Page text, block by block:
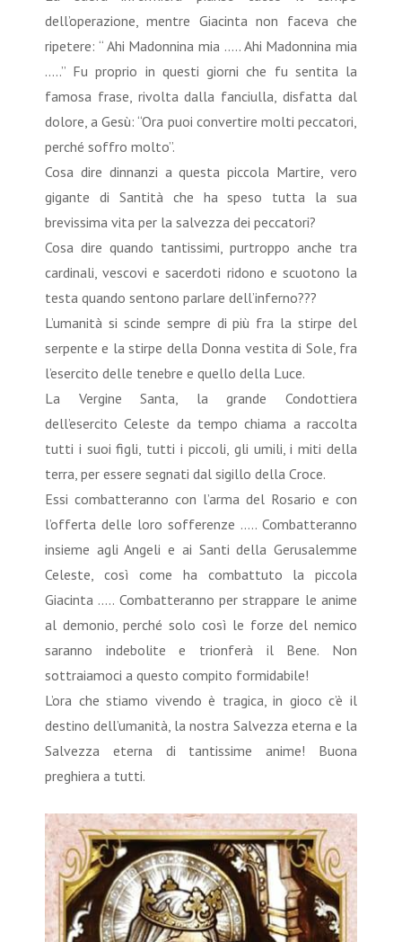
dell’operazione, mentre Giacinta non faceva che
ripetere: “ Ahi Madonnina mia ….. Ahi Madonnina mia
…..” Fu proprio in questi giorni che fu sentita la
famosa frase, rivolta dalla fanciulla, disfatta dal
dolore, a Gesù: “Ora puoi convertire molti peccatori,
perché soffro molto”.
Cosa dire dinnanzi a questa piccola Martire, vero
gigante di Santità che ha speso tutta la sua
brevissima vita per la salvezza dei peccatori?
Cosa dire quando tantissimi, purtroppo anche tra
cardinali, vescovi e sacerdoti ridono e scuotono la
testa quando sentono parlare dell’inferno???
L’umanità si scinde sempre di più fra la stirpe del
serpente e la stirpe della Donna vestita di Sole, fra
l’esercito delle tenebre e quello della Luce.
La Vergine Santa, la grande Condottiera
dell’esercito Celeste da tempo chiama a raccolta
tutti i suoi figli, tutti i piccoli, gli umili, i miti della
terra, per essere segnati dal sigillo della Croce.
Essi combatteranno con l’arma del Rosario e con
l’offerta delle loro sofferenze ….. Combatteranno
insieme agli Angeli e ai Santi della Gerusalemme
Celeste, così come ha combattuto la piccola
Giacinta ….. Combatteranno per strappare le anime
al demonio, perché solo così le forze del nemico
saranno indebolite e trionferà il Bene. Non
sottraiamoci a questo compito formidabile!
L’ora che stiamo vivendo è tragica, in gioco c’è il
destino dell’umanità, la nostra Salvezza eterna e la
Salvezza eterna di tantissime anime! Buona
preghiera a tutti.